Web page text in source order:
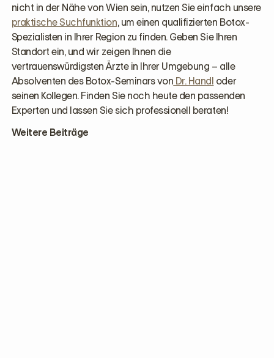
nicht in der Nähe von Wien sein, nutzen Sie einfach unsere
praktische Suchfunktion, um einen qualifizierten Botox-
Spezialisten in Ihrer Region zu finden. Geben Sie Ihren
Standort ein, und wir zeigen Ihnen die
vertrauenswürdigsten Ärzte in Ihrer Umgebung – alle
Absolventen des Botox-Seminars von Dr. Handl oder
seinen Kollegen. Finden Sie noch heute den passenden
Experten und lassen Sie sich professionell beraten!
Weitere Beiträge